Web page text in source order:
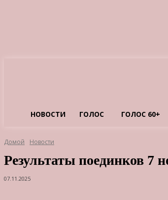
НОВОСТИ ГОЛОС ГОЛОС 60+
Домой Новости
Результаты поединков 7
07.11.2025